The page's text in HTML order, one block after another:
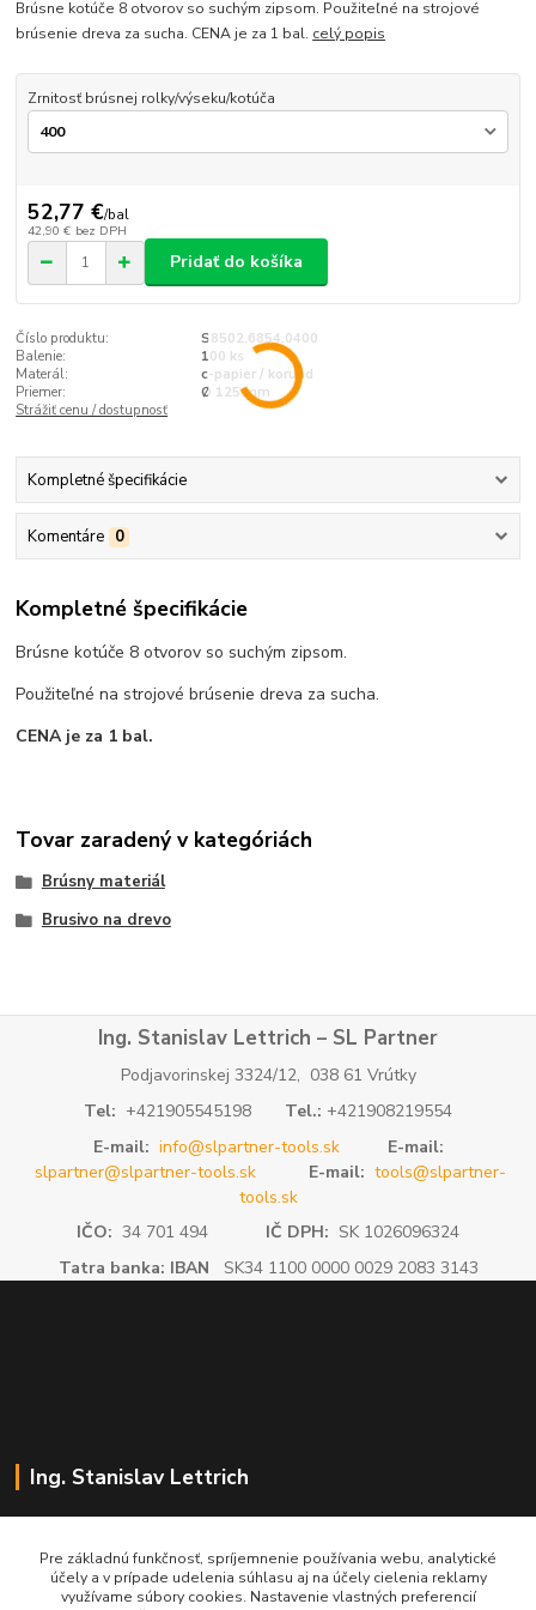
Brúsne kotúče 8 otvorov so suchým zipsom. Použiteľné na strojové
brúsenie dreva za sucha. CENA je za 1 bal. celý popis
Zrnitosť brúsnej rolky/výseku/kotúča
52,77 €/bal
42,90 € bez DPH
Pridať do košíka
Číslo produktu:
S8502.6854.0400
Balenie:
100 ks
Materál:
c-papier / korund
Priemer:
Ø 125 mm
Strážiť cenu / dostupnosť
Kompletné špecifikácie
Komentáre 0
Kompletné špecifikácie
Brúsne kotúče 8 otvorov so suchým zipsom.
Použiteľné na strojové brúsenie dreva za sucha.
CENA je za 1 bal.
Tovar zaradený v kategóriách
Brúsny materiál
Brusivo na drevo
Ing. Stanislav Lettrich – SL Partner
Podjavorinskej 3324/12, 038 61 Vrútky
Tel: +421905545198 Tel.: +421908219554
E-mail: info@slpartner-tools.sk
E-mail:
slpartner@slpartner-tools.sk
E-mail: tools@slpartner-
tools.sk
IČO: 34 701 494 IČ DPH: SK 1026096324
Tatra banka: IBAN SK34 1100 0000 0029 2083 3143
Ing. Stanislav Lettrich
+421 905 545 198
Pre základnú funkčnosť, spríjemnenie používania webu, analytické
účely a v prípade udelenia súhlasu aj na účely cielenia reklamy
využívame súbory cookies. Nastavenie vlastných preferencií